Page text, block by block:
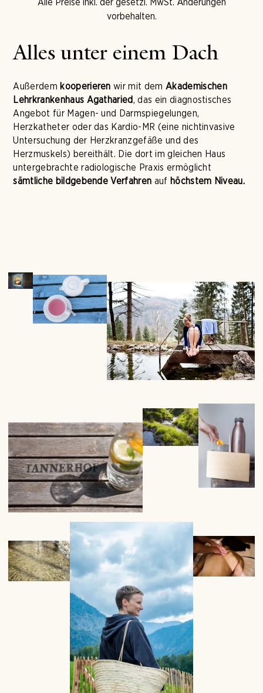
vorbehalten.
Alles unter einem Dach
Außerdem kooperieren wir mit dem Akademischen
Lehrkrankenhaus Agatharied, das ein diagnostisches
Angebot für Magen- und Darmspiegelungen,
Herzkatheter oder das Kardio-MR (eine nichtinvasive
Untersuchung der Herzkranzgefäße und des
Herzmuskels) bereithält. Die dort im gleichen Haus
untergebrachte radiologische Praxis ermöglicht
sämtliche bildgebende Verfahren auf höchstem Niveau.